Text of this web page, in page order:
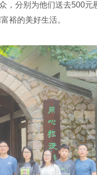
分别为他们送去500元
裕的美好生活。